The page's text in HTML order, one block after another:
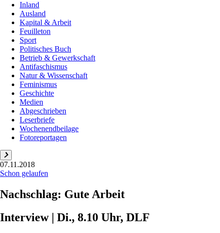
Inland
Ausland
Kapital & Arbeit
Feuilleton
Sport
Politisches Buch
Betrieb & Gewerkschaft
Antifaschismus
Natur & Wissenschaft
Feminismus
Geschichte
Medien
Abgeschrieben
Leserbriefe
Wochenendbeilage
Fotoreportagen
07.11.2018
Schon gelaufen
Nachschlag: Gute Arbeit
Interview | Di., 8.10 Uhr, DLF